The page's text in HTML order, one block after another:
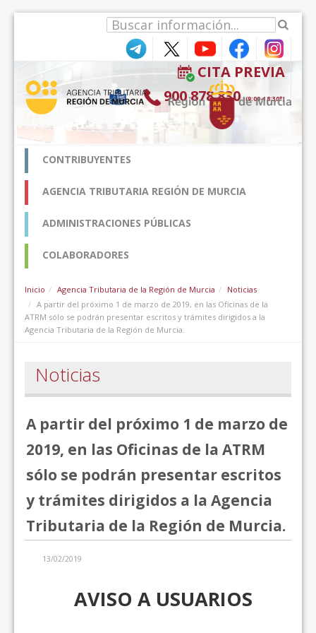
CITA PREVIA
900 878 830 (9:00-18:30*)
CONTRIBUYENTES
AGENCIA TRIBUTARIA REGIÓN DE MURCIA
ADMINISTRACIONES PÚBLICAS
COLABORADORES
Inicio Agencia Tributaria de la Región de Murcia
Noticias
A partir del próximo 1 de marzo de 2019, en las Oficinas de la
ATRM sólo se podrán presentar escritos y trámites dirigidos a la
Agencia Tributaria de la Región de Murcia.
Noticias
A partir del próximo 1 de marzo de
2019, en las Oficinas de la ATRM
sólo se podrán presentar escritos
y trámites dirigidos a la Agencia
Tributaria de la Región de Murcia.
13/02/2019
AVISO A USUARIOS